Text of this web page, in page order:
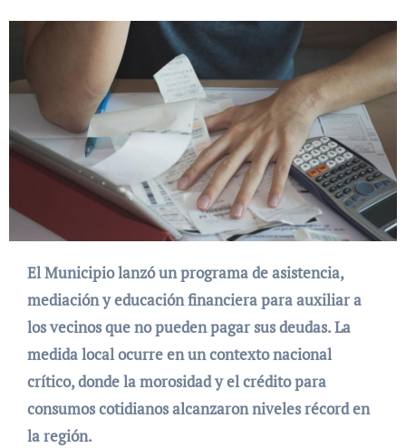
El Municipio lanzó un programa de asistencia,
mediación y educación financiera para auxiliar a
los vecinos que no pueden pagar sus deudas. La
medida local ocurre en un contexto nacional
crítico, donde la morosidad y el crédito para
consumos cotidianos alcanzaron niveles récord en
la región.